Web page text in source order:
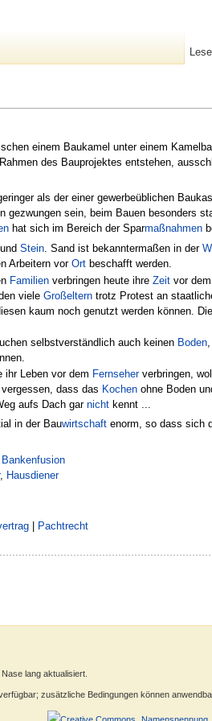
einem Baukamel unter einem
des Bauprojektes entstehen,
als der einer gewerbeüblichen
gezwungen sein, beim Bauen besonders
hat sich im Bereich der Sparmaßnahmen
Stein. Sand ist bekanntermaßen in der
Arbeitern vorOrtbeschafft werden.
Familienverbringen heute ihre Zeitvor dem
viele Großelterntrotz Protest an
kaum noch genutzt werden können.
selbstverständlich auch keinen Boden,
Leben vor dem Fernseherverbringen,
dass das Kochenohne Boden
aufs Dach gar nichtkennt ...
in der Bauwirtschaft enorm, so dass sich
Bankenfusion
, Hausdiener
Pachtrecht
lang aktualisiert.
zusätzliche Bedingungen können